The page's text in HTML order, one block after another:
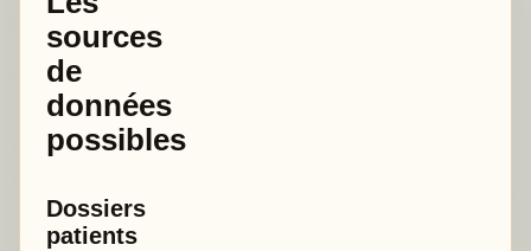
sources
de
données
possibles
Dossiers
patients